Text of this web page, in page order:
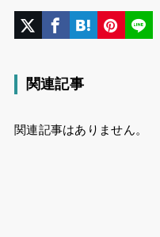
関連記事
関連記事はありません。